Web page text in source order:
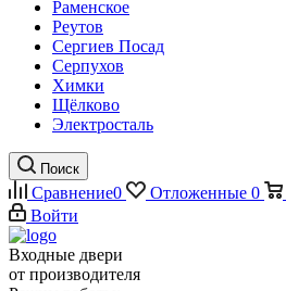
Раменское
Реутов
Сергиев Посад
Серпухов
Химки
Щёлково
Электросталь
Поиск
Сравнение0 Отложенные 0
Войти
Входные двери
от производителя